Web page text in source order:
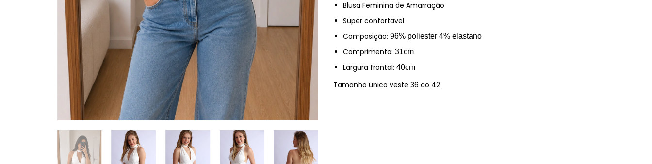
Blusa Feminina de Amarração
Super confortavel
Composição: 96% poliester 4% elastano
Comprimento: 31cm
Largura frontal: 40cm
Tamanho unico veste 36 ao 42